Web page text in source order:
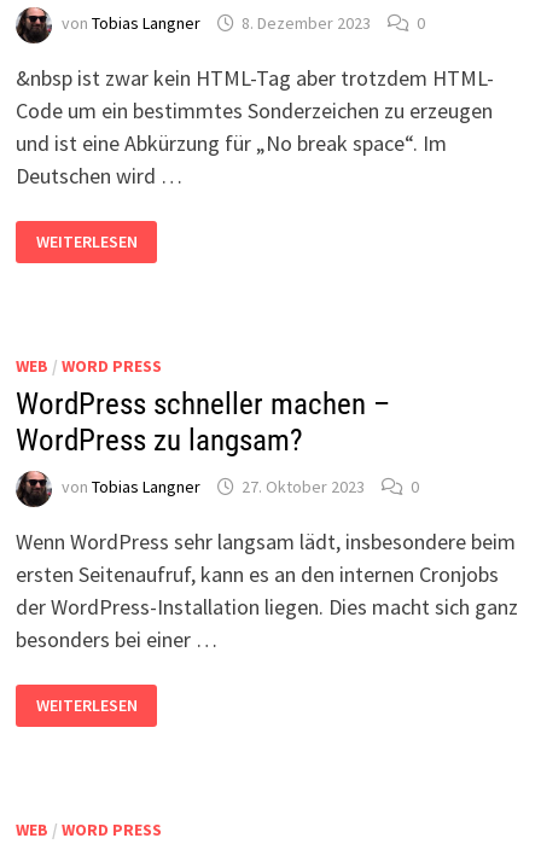
von Tobias Langner 8. Dezember 2023 0
&nbsp ist zwar kein HTML-Tag aber trotzdem HTML-
Code um ein bestimmtes Sonderzeichen zu erzeugen
und ist eine Abkürzung für „No break space“. Im
Deutschen wird …
&NBSP
–
NO
IN
WEITERLESEN
WEB / WORD PRESS
WordPress schneller machen –
WordPress zu langsam?
von Tobias Langner 27. Oktober 2023 0
Wenn WordPress sehr langsam lädt, insbesondere beim
ersten Seitenaufruf, kann es an den internen Cronjobs
der WordPress-Installation liegen. Dies macht sich ganz
besonders bei einer …
WORDPRESS
SCHNELLER
MACHEN
WEITERLESEN
WEB / WORD PRESS